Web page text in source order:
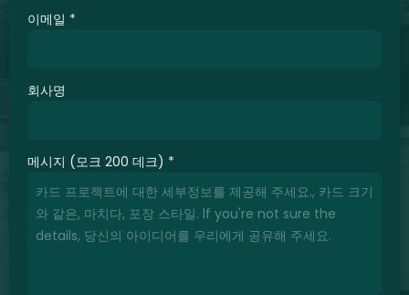
이메일 *
회사명
메시지 (모크 200 데크) *